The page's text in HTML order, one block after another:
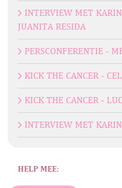
INTERVIEW MET
JUANITA RESIDA
PERSCONFERENTIE -
KICK THE CANCER -
KICK THE CANCER -
INTERVIEW MET KARIN
HELP MEE: